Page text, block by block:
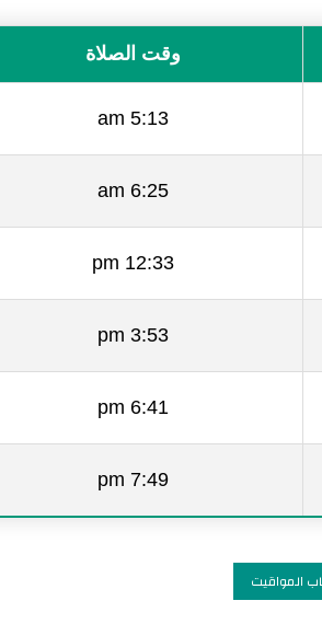
وقت الصلاة
5:13 am
6:25 am
12:33 pm
3:53 pm
6:41 pm
7:49 pm